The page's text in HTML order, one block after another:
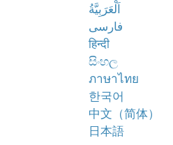
اَلْعَرَبِيَّةُ
فارسی
हिन्दी
සිංහල
ภาษาไทย
한국어
中文（简体）
日本語